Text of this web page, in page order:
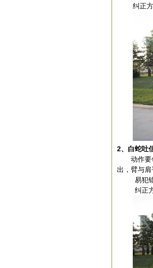
纠正方法
2、 白蛇吐
动作
出，臂与肩
易犯
纠正